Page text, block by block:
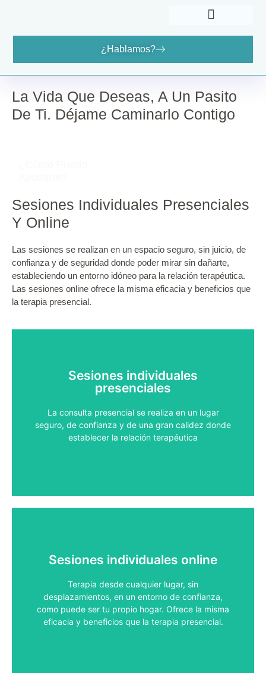
¿Hablamos?
La Vida Que Deseas, A Un Pasito
De Ti. Déjame Caminarlo Contigo
Sesiones Individuales Presenciales
Y Online
Las sesiones se realizan en un espacio seguro, sin juicio, de
confianza y de seguridad donde poder mirar sin dañarte,
estableciendo un entorno idóneo para la relación terapéutica.
Las sesiones online ofrece la misma eficacia y beneficios que
la terapia presencial.
Sesiones individuales
presenciales
La consulta presencial se realiza en un lugar
seguro, de confianza y de una gran calidez donde
establecer la relación terapéutica
¿Hablamos?
Contacta Conmigo
Sesiones individuales online
Terapia desde cualquier lugar, sin
desplazamientos, en un entorno de confianza,
como puede ser tu propio hogar. Ofrece la misma
eficacia y beneficios que la terapia presencial.
Contacta Conmigo